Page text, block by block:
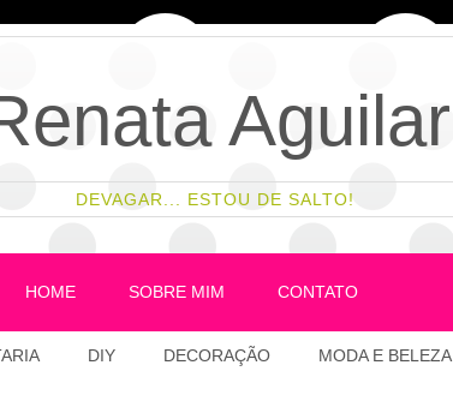
Aguilar
DEVAGAR... ESTOU DE SALTO!
HOME SOBRE MIM CONTATO
DIY DECORAÇÃO MODA E BELEZA